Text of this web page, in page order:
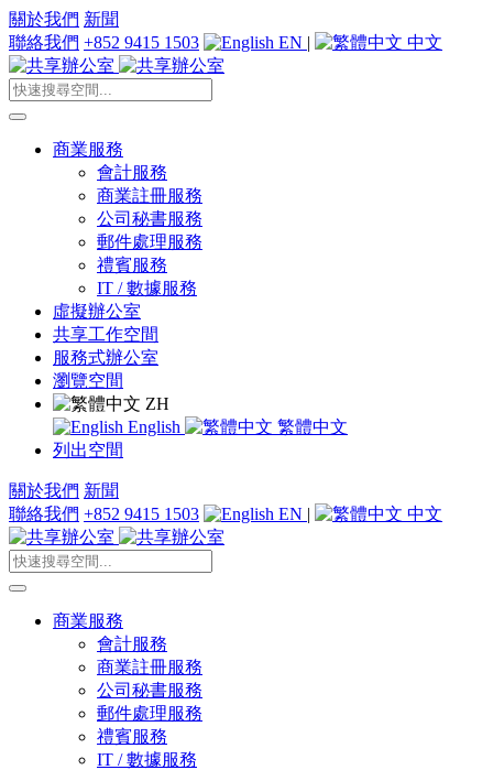
關於我們 新聞
聯絡我們 +852 9415 1503 EN | 中文
商業服務
會計服務
商業註冊服務
公司秘書服務
郵件處理服務
禮賓服務
IT / 數據服務
虛擬辦公室
共享工作空間
服務式辦公室
瀏覽空間
ZH
English
繁體中文
列出空間
關於我們 新聞
聯絡我們 +852 9415 1503 EN | 中文
商業服務
會計服務
商業註冊服務
公司秘書服務
郵件處理服務
禮賓服務
IT / 數據服務